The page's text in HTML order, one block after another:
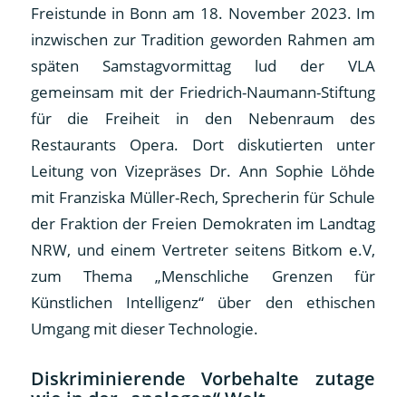
Freistunde in Bonn am 18. November 2023. Im
inzwischen zur Tradition geworden Rahmen am
späten Samstagvormittag lud der VLA
gemeinsam mit der Friedrich-Naumann-Stiftung
für die Freiheit in den Nebenraum des
Restaurants Opera. Dort diskutierten unter
Leitung von Vizepräses Dr. Ann Sophie Löhde
mit Franziska Müller-Rech, Sprecherin für Schule
der Fraktion der Freien Demokraten im Landtag
NRW, und einem Vertreter seitens Bitkom e.V,
zum Thema „Menschliche Grenzen für
Künstlichen Intelligenz“ über den ethischen
Umgang mit dieser Technologie.
Diskriminierende Vorbehalte zutage